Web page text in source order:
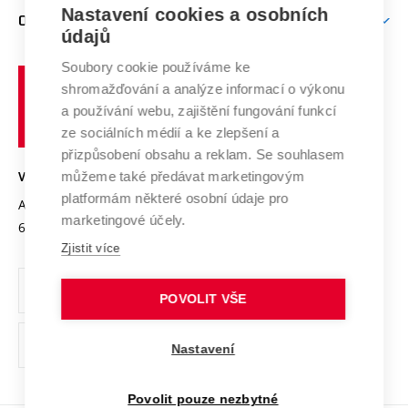
E-přihláška
Doktorské studium
Podpora podnikání
Mezinárodní vědecká rada
Systém zajišťování kvality výzkumu
Výzkumné infrastruktury
Transfer znalostí
Open Science
Projekty
Projekty ze strukturálních fondů
Specifický výzkum
Firemní spolupráce
Zahraniční spolupráce
Spolupráce se školami
Mezinárodní dohody
Univerzitní sítě
O UNIVERZITĚ
Profil univerzity
Udržitelná univerzita
Podnikavá univerzita / ContriBUTe
Bezpečná univerzita
Vyznamenání
Organizační struktura
Ochrana osobních údajů
odkaz)
učení
technické
Brně
VYSOKÉ UČENÍ TECHNICKÉ V BRNĚ
Antonínská 548/1
602 00 Brno
www.vut.cz
vut@vutbr.cz
Nastavení cookies a osobních
údajů
Soubory cookie používáme ke
shromažďování a analýze informací o výkonu
a používání webu, zajištění fungování funkcí
ze sociálních médií a ke zlepšení a
přizpůsobení obsahu a reklam. Se souhlasem
můžeme také předávat marketingovým
platformám některé osobní údaje pro
marketingové účely.
Zjistit více
POVOLIT VŠE
Nastavení
Povolit pouze nezbytné